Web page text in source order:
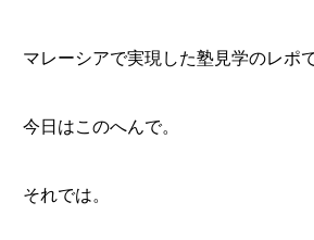
マレーシアで実現した塾見学のレポ
今日はこのへんで。
それでは。